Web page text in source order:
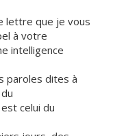
lettre que je vous
à votre
intelligence
paroles dites à
celui du